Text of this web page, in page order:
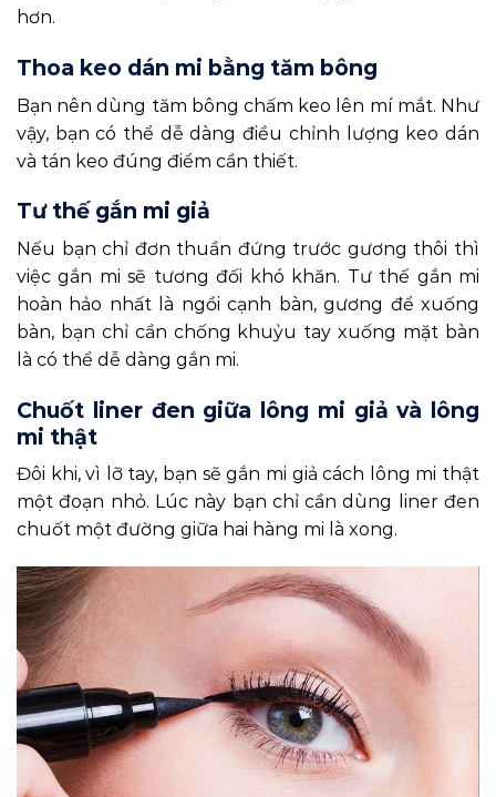
hơn.
Thoa keo dán mi bằng tăm bông
Bạn nên dùng tăm bông chấm keo lên mí mắt. Như
vậy, bạn có thể dễ dàng điều chỉnh lượng keo dán
và tán keo đúng điểm cần thiết.
Tư thế gắn mi giả
Nếu bạn chỉ đơn thuần đứng trước gương thôi thì
việc gắn mi sẽ tương đối khó khăn. Tư thế gắn mi
hoàn hảo nhất là ngồi cạnh bàn, gương để xuống
bàn, bạn chỉ cần chống khuỷu tay xuống mặt bàn
là có thể dễ dàng gắn mi.
Chuốt liner đen giữa lông mi giả và lông
mi thật
Đôi khi, vì lỡ tay, bạn sẽ gắn mi giả cách lông mi thật
một đoạn nhỏ. Lúc này bạn chỉ cần dùng liner đen
chuốt một đường giữa hai hàng mi là xong.